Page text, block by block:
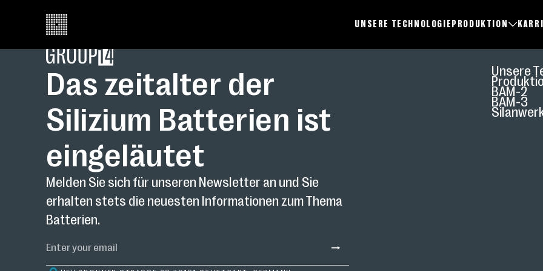
UNSERE TECHNOLOGIE PRODUKTION
Das zeitalter der
Silizium Batterien ist
eingeläutet
Melden Sie sich für unseren Newsletter an und Sie
erhalten stets die neuesten Informationen zum Thema
Batterien.
Unsere
BAM-2
BAM-3